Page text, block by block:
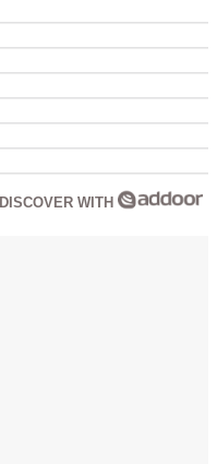
DISCOVER WITH